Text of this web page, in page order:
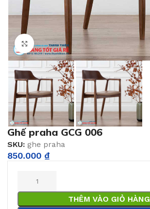
Click to enlarge
Ghế praha GCG 006
SKU: ghe praha
850.000 ₫
THÊM VÀO GIỎ HÀNG